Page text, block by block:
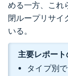
める一方、これ
閉ループリサイ
いる。
主要レポート
タイプ別